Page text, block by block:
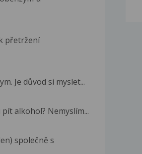
přetržení
Je důvod si myslet...
alkohol? Nemyslím...
společně s